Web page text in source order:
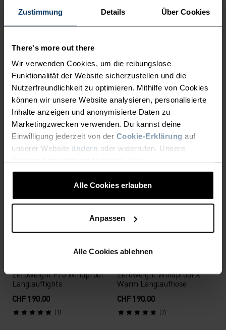
Zustimmung Details Über Cookies
There's more out there
Wir verwenden Cookies, um die reibungslose
Funktionalität der Website sicherzustellen und die
Nutzerfreundlichkeit zu optimieren. Mithilfe von Cookies
können wir unsere Website analysieren, personalisierte
Inhalte anzeigen und anonymisierte Daten zu
Marketingzwecken verwenden. Du kannst deine
Einwilligung jederzeit von der Cookie-Erklärung auf
unserer Website ändern oder widerrufen. Unsere
Alle Cookies erlauben
Anpassen
Alle Cookies ablehnen
CHF 130.00
(5)
CHF 190.00
(7)
%
Essential Warm
Langlaufhose
CHF 110.00
(4)
% % %
Essential Warm
Langlaufhose
CHF 110.00
(8)
% %
CHF 130.00
% % %
Warm Langlaufhose
CHF 180.00
Zeroweight Pro Windproof
Langlauftights
CHF 190.00
(1)
Zeroweight Windproof X
Warm Langlaufhose
CHF 190.00
(7)